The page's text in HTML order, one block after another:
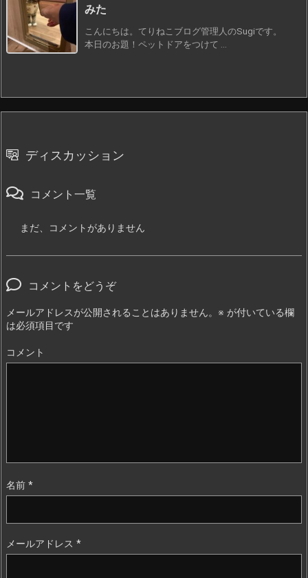
みた
こんにちは。てりねこブログ管理人のSugiです。
本日のお題！ペットドアをつけて ...
ディスカッション
コメント一覧
まだ、コメントがありません
コメントをどうぞ
メールアドレスが公開されることはありません。 ※ が付いている欄
は必須項目です
コメント
名前 *
メールアドレス *